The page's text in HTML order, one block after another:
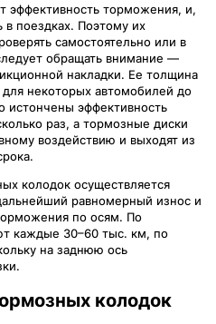
эффективность торможения, и,
в поездках. Поэтому их
самостоятельно или в
обращать внимание —
накладки. Ее толщина
некоторых автомобилей до
истончены эффективность
раз, а тормозные диски
воздействию и выходят из
колодок осуществляется
равномерный износ и
по осям. По
каждые 30–60 тыс. км, по
на заднюю ось
колодок